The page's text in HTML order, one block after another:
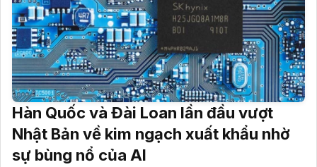
Hàn Quốc và Đài Loan lần đầu vượt
Nhật Bản về kim ngạch xuất khẩu nhờ
sự bùng nổ của AI